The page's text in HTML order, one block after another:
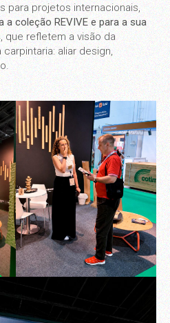
para projetos internacionais,
a coleção REVIVE e para a sua
, que refletem a visão da
aliar design,